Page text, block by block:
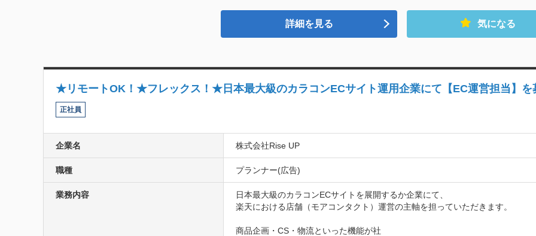
詳細を見る 気になる
★リモートOK！★フレックス！★日本最大級のカラコンECサイト運用企業にて【EC運営担当】を
正社員
企業名 株式会社Rise UP
職種 プランナー(広告)
業務内容
日本最大級のカラコンECサイトを展開するか企業にて、
楽天における店舗（モアコンタクト）運営の主軸を担っていただきます。
商品企画・CS・物流といった機能が社